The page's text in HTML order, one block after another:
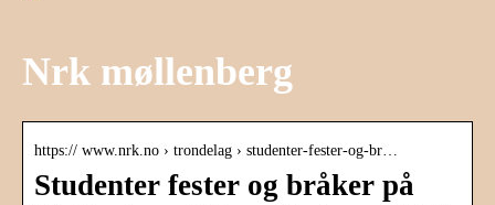
Nrk møllenberg
https:// www.nrk.no › trondelag › studenter-fester-og-br…
Studenter fester og bråker på